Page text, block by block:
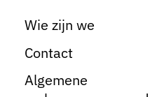
Wie zijn we
Contact
Algemene